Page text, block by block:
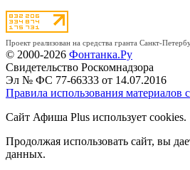
Проект реализован на средства гранта Санкт-
© 2000-2026 Фонтанка.Ру
Свидетельство Роскомнадзора
Эл № ФС 77-66333 от 14.07.2016
Правила использования материалов
Сайт Афиша Plus использует cookies.
Продолжая использовать сайт, вы
данных.